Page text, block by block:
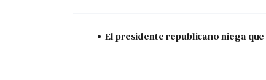
El presidente republicano niega